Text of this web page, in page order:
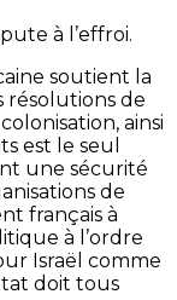
à l’effroi.
soutient la
résolutions de
ainsi
est le seul
une sécurité
de
français à
à l’ordre
Israël comme
doit tous